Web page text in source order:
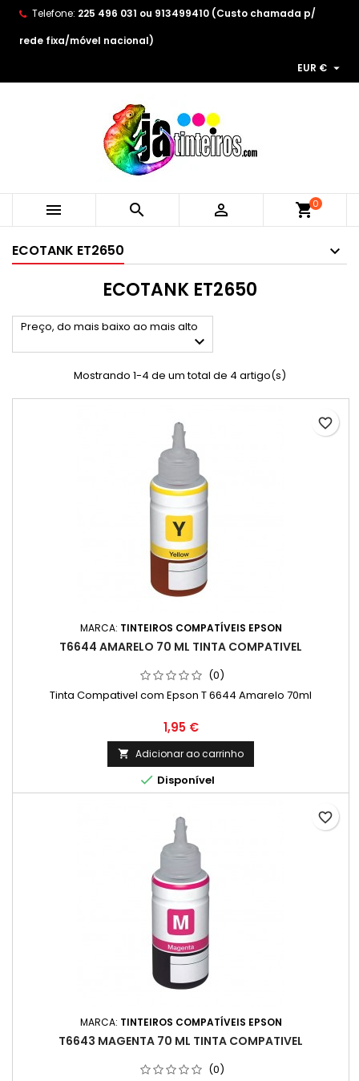
Telefone: 225 496 031 ou 913499410 (Custo chamada p/
rede fixa/móvel nacional)
EUR € 
   shopping_cart0
ECOTANK ET2650
ECOTANK ET2650
Preço, do mais baixo ao mais alto

Mostrando 1-4 de um total de 4 artigo(s)
MARCA: TINTEIROS COMPATÍVEIS EPSON
T6644 AMARELO 70 ML TINTA COMPATIVEL
(0)
Tinta Compativel com Epson T 6644 Amarelo 70ml
Preço
1,95 €
 Adicionar ao carrinho
 Disponível
favorite_border
MARCA: TINTEIROS COMPATÍVEIS EPSON
T6643 MAGENTA 70 ML TINTA COMPATIVEL
(0)
favorite_border
As minhas listas de desejos ×
((modalTitle)) ×
((cancelText)) ((modalDeleteText))
Create wishlist ×
Wishlist name
Cancelar Create wishlist
Entrar ×
You need to be logged in to save products in your
wishlist.
Cancelar